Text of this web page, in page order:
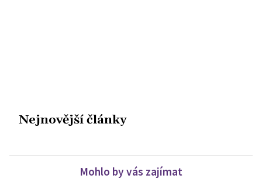
Nejnovější články
Mohlo by vás zajímat